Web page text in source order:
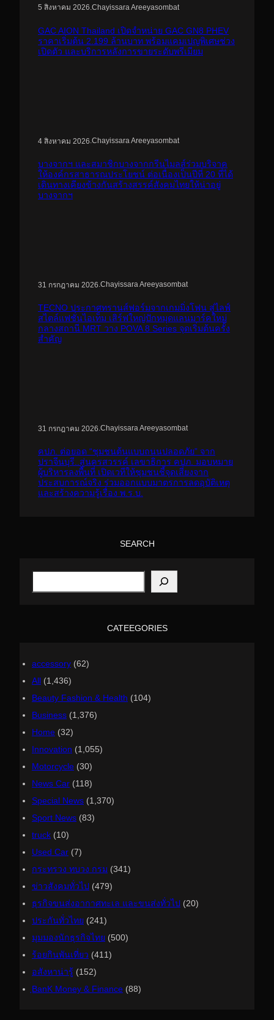
5 สิงหาคม 2026.Chayissara Areeyasombat
GAC AION Thailand เปิดจำหน่าย GAC GN8 PHEV
ราคาเริ่มต้น 2.199 ล้านบาท พร้อมแคมเปญพิเศษช่วง
เปิดตัว และบริการหลังการขายระดับพรีเมียม
4 สิงหาคม 2026.Chayissara Areeyasombat
บางจากฯ และสมาชิกบางจากกรีนไมลส์ร่วมบริจาค
ให้องค์กรสาธารณประโยชน์ ต่อเนื่องเป็นปีที่ 20 ที่ได้
เดินทางเคียงข้างกันสร้างสรรค์สังคมไทยให้น่าอยู่
บางจากฯ
31 กรกฎาคม 2026.Chayissara Areeyasombat
TECNO ประกาศทรานส์ฟอร์มจากเกมมิ่งโฟน สู่ไลฟ์
สไตล์แฟชั่นไอเท็ม เสิร์ฟใหญ่ปักหมุดแลนมาร์คใหม่
กลางสถานี MRT วาง POVA 8 Series จุดเริ่มต้นครั้ง
สำคัญ
31 กรกฎาคม 2026.Chayissara Areeyasombat
คปภ. ต่อยอด “ชุมชนต้นแบบถนนปลอดภัย” จาก
ปราจีนบุรี..สู่นครสวรรค์ เลขาธิการ คปภ. มอบหมาย
ผู้บริหารลงพื้นที่ เปิดเวทีให้ชุมชนชี้จุดเสี่ยงจาก
ประสบการณ์จริง ร่วมออกแบบมาตรการลดอุบัติเหตุ
และสร้างความรู้เรื่อง พ.ร.บ.
SEARCH
S
a
CATEEGORIES
accessory (62)
All (1,436)
Beauty Fashion & Health (104)
Business (1,376)
Home (32)
Innovation (1,055)
Motorcycle (30)
News Car (118)
Special News (1,370)
Sport News (83)
truck (10)
Used Car (7)
กระทรวง ทบวง กรม (341)
ข่าวสังคมทั่วไป (479)
ธุรกิจขนส่งอากาศทะเล และขนส่งทั่วไป (20)
ประกันทั่วไทย (241)
มุมมองนักธุรกิจไทย (500)
ร้อยกินพันเที่ยว (411)
อสังหาน่ารู้ (152)
ฺBanK Money & Finance (88)